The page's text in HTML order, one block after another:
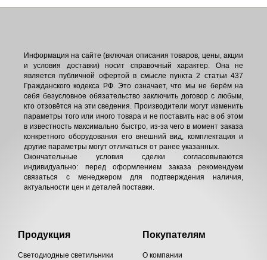
Информация на сайте (включая описания товаров, цены, акции
и условия доставки) носит справочный характер. Она не
является публичной офертой в смысле пункта 2 статьи 437
Гражданского кодекса РФ. Это означает, что мы не берём на
себя безусловное обязательство заключить договор с любым,
кто отзовётся на эти сведения. Производители могут изменить
параметры того или иного товара и не поставить нас в об этом
в известность максимально быстро, из-за чего в момент заказа
конкретного оборудования его внешний вид, комплектация и
другие параметры могут отличаться от ранее указанных.
Окончательные условия сделки согласовываются
индивидуально: перед оформлением заказа рекомендуем
связаться с менеджером для подтверждения наличия,
актуальности цен и деталей поставки.
Продукция
Светодиодные светильники
Покупателям
О компании